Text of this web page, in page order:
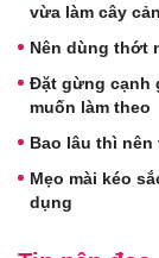
vừa làm cây
Nên dùng thớt
Đặt gừng cạnh
muốn làm theo
Bao lâu thì nên
Mẹo mài kéo
dụng